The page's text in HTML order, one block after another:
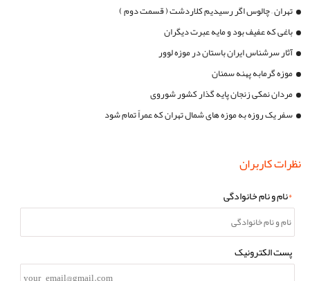
تهران – چالوس اگر رسیدیم کلاردشت ( قسمت دوم )
باغی که عفیف بود و مایه عبرت دیگران
آثار سرشناس ایران باستان در موزه لوور
موزه گرمابه پهنه سمنان
مردان نمکی زنجان پایه گذار کشور شوروی
سفر یک روزه به موزه های شمال تهران که عمراً تمام شود
نظرات کاربران
*نام و نام خانوادگی
پست الکترونیک